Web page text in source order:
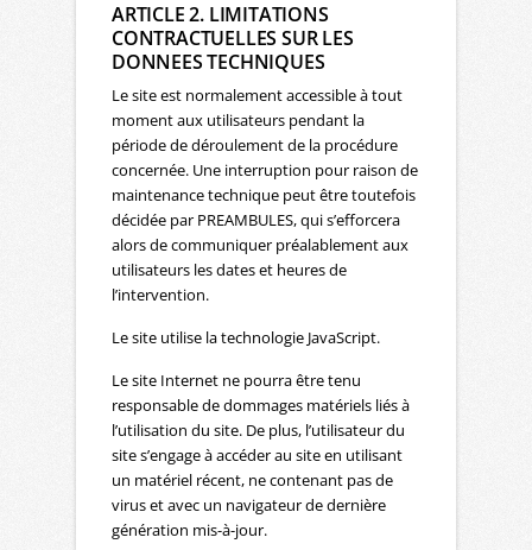
ARTICLE 2. LIMITATIONS
CONTRACTUELLES SUR LES
DONNEES TECHNIQUES
Le site est normalement accessible à tout
moment aux utilisateurs pendant la
période de déroulement de la procédure
concernée. Une interruption pour raison de
maintenance technique peut être toutefois
décidée par PREAMBULES, qui s’efforcera
alors de communiquer préalablement aux
utilisateurs les dates et heures de
l’intervention.
Le site utilise la technologie JavaScript.
Le site Internet ne pourra être tenu
responsable de dommages matériels liés à
l’utilisation du site. De plus, l’utilisateur du
site s’engage à accéder au site en utilisant
un matériel récent, ne contenant pas de
virus et avec un navigateur de dernière
génération mis-à-jour.